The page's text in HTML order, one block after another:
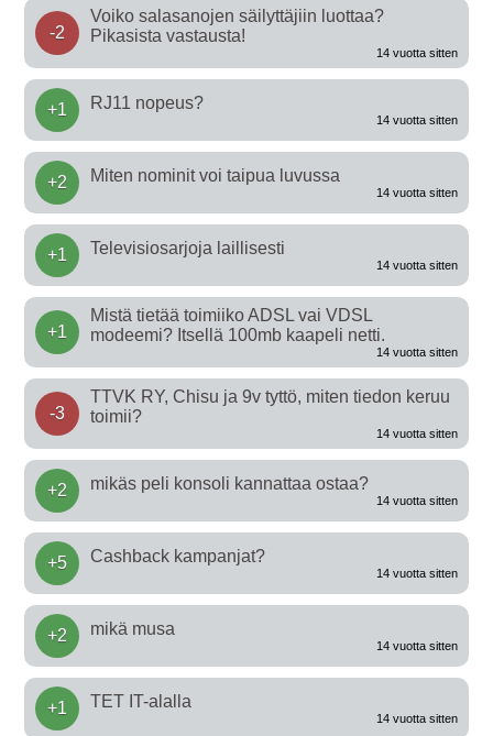
-2
Voiko salasanojen säilyttäjiin luottaa?
Pikasista vastausta!
14 vuotta sitten
+1 RJ11 nopeus?
14 vuotta sitten
+2 Miten nominit voi taipua luvussa
14 vuotta sitten
+1 Televisiosarjoja laillisesti
14 vuotta sitten
+1
Mistä tietää toimiiko ADSL vai VDSL
modeemi? Itsellä 100mb kaapeli netti.
14 vuotta sitten
-3
TTVK RY, Chisu ja 9v tyttö, miten tiedon keruu
toimii?
14 vuotta sitten
+2 mikäs peli konsoli kannattaa ostaa?
14 vuotta sitten
+5 Cashback kampanjat?
14 vuotta sitten
+2 mikä musa
14 vuotta sitten
+1 TET IT-alalla
14 vuotta sitten